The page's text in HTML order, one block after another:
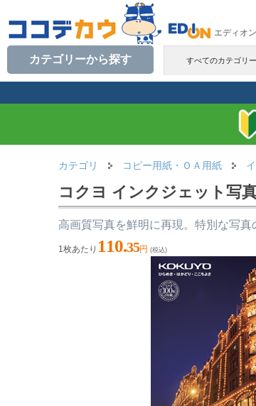
エディオ
すべてのカテゴリー
カテゴリーから探す
カテゴリ コピー用紙・ＯＡ用紙
コクヨ インクジェット写
高画質写真を鮮明に再現。特別な写真
1枚あたり 110.35円 (税込)